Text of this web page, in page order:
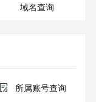
域名查询
所属账号查询